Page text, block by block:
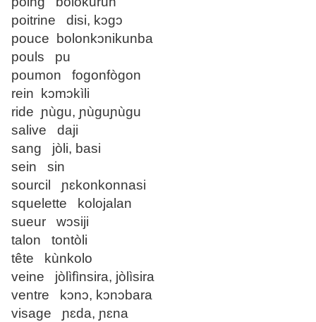
poitrine disi, kɔgɔ
pouce bolonkɔnikunba
pouls pu
poumon fogonfògon
rein kɔmɔkìli
ride ɲùgu, ɲùguɲùgu
salive daji
sang jòli, basi
sein sin
sourcil ɲɛkonkonnasi
squelette kolojalan
sueur wɔsiji
talon tontòli
tête kùnkolo
veine jòlìfìnsira, jòlìsira
ventre kɔnɔ, kɔnɔbara
visage ɲɛda, ɲɛna